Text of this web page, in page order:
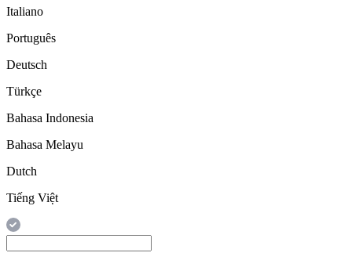
Italiano
Português
Deutsch
Türkçe
Bahasa Indonesia
Bahasa Melayu
Dutch
Tiếng Việt